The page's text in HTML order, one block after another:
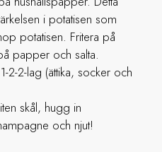
i potatisen som
potatisen. Fritera på
papper och salta.
2-2-lag (ättika, socker och
skål, hugg in
och njut!